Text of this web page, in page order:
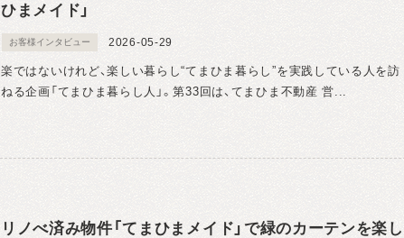
ひまメイド」
お客様インタビュー 2026-05-29
楽ではないけれど、楽しい暮らし“てまひま暮らし”を実践している人を訪
ねる企画「てまひま暮らし人」。第33回は、てまひま不動産 営...
リノべ済み物件「てまひまメイド」で緑のカーテンを楽し